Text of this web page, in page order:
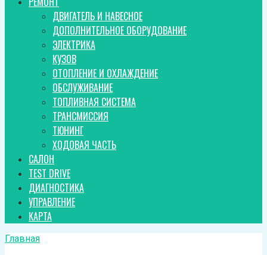
ДВИГАТЕЛЬ И НАВЕСНОЕ
ДОПОЛНИТЕЛЬНОЕ ОБОРУДОВАНИЕ
ЭЛЕКТРИКА
КУЗОВ
ОТОПЛЕНИЕ И ОХЛАЖДЕНИЕ
ОБСЛУЖИВАНИЕ
ТОПЛИВНАЯ СИСТЕМА
ТРАНСМИССИЯ
ТЮНИНГ
ХОДОВАЯ ЧАСТЬ
САЛОН
TEST DRIVE
ДИАГНОСТИКА
УПРАВЛЕНИЕ
КАРТА
Главная